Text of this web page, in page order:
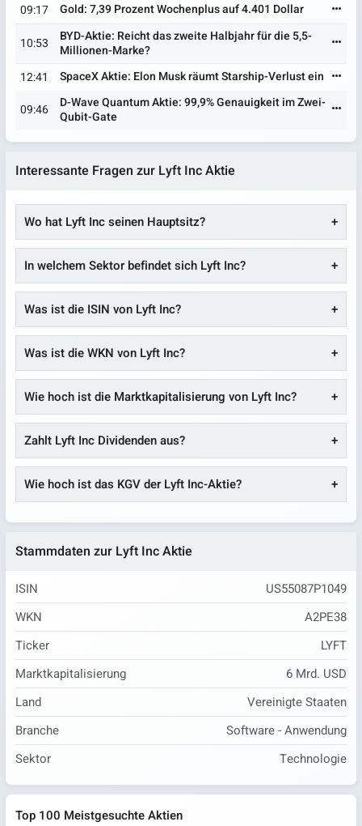
09:17
Gold: 7,39 Prozent Wochenplus auf 4.401 Dollar
10:53
BYD-Aktie: Reicht das zweite Halbjahr für die 5,5-
Millionen-Marke?
12:41
SpaceX Aktie: Elon Musk räumt Starship-Verlust ein
09:46
D-Wave Quantum Aktie: 99,9% Genauigkeit im Zwei-
Qubit-Gate
Interessante Fragen zur Lyft Inc Aktie
Wo hat Lyft Inc seinen Hauptsitz?
In welchem Sektor befindet sich Lyft Inc?
Was ist die ISIN von Lyft Inc?
Was ist die WKN von Lyft Inc?
Wie hoch ist die Marktkapitalisierung von Lyft Inc?
Zahlt Lyft Inc Dividenden aus?
Wie hoch ist das KGV der Lyft Inc-Aktie?
Stammdaten zur Lyft Inc Aktie
ISIN
US55087P1049
WKN
A2PE38
Ticker
LYFT
Marktkapitalisierung
6 Mrd. USD
Land
Vereinigte Staaten
Branche
Software - Anwendung
Sektor
Technologie
Top 100 Meistgesuchte Aktien